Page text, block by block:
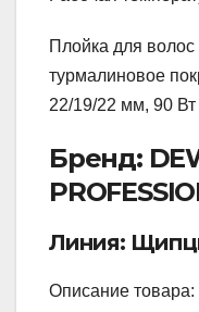
Плойка для волос
турмалиновое
22/19/22 мм, 90 Вт
Бренд:
Линия:
Описание товара: